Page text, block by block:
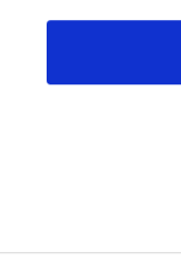
Jeugd en Veiligheid